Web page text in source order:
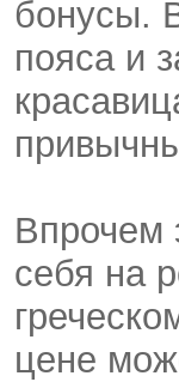
бонусы.
пояса и
Впрочем
себя на
цене